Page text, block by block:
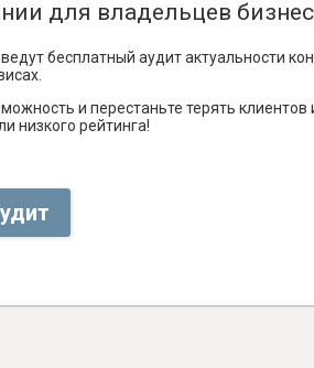
для владельцев
бесплатный аудит актуальности
и перестаньте терять клиентов
низкого рейтинга!